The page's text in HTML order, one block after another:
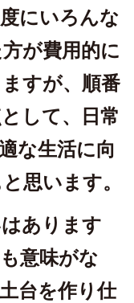
にいろんな
が費用的に
すが、順番
して、日常
な生活に向
思います。
あります
意味がな
台を作り仕